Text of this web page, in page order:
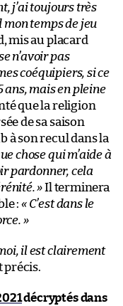
j’ai toujours très
mon temps de jeu
mis au placard
n’avoir pas
coéquipiers, si ce
ans, mais en pleine
que la religion
de sa saison
à son recul dans la
chose qui m’aide à
pardonner, cela
»Il terminera
: « C’est dans le
»
il est clairement
précis.
décryptés dans